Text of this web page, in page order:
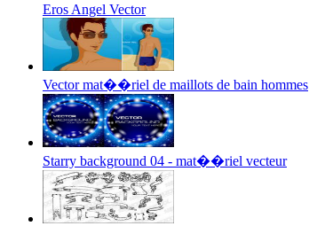
Eros Angel Vector
Vector mat��riel de maillots de bain hommes
Starry background 04 - mat��riel vecteur